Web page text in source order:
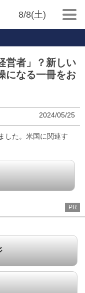
8/8(土)
営者」？新しい
になる一冊をお
2024/05/25
した。米国に関連す
PR